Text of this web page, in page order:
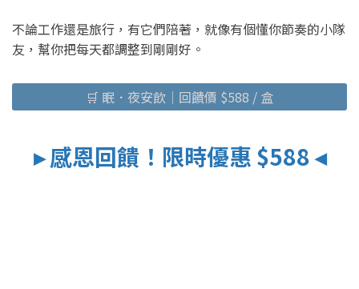
不論工作還是旅行，有它們陪著，就像有個懂你節奏的小隊
友，幫你把每天都調整到剛剛好。
🛒 眠．夜安飲｜回饋價 $588 / 盒
▸ 感恩回饋！限時優惠 $588 ◂